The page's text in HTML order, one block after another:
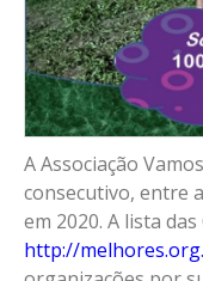
A Associação
consecutivo, entre
em 2020. A lista
http://